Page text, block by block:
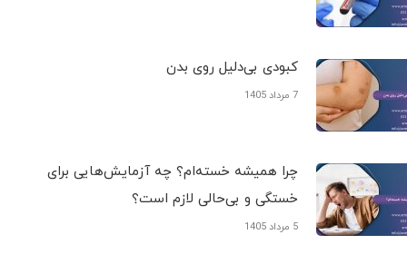
کبودی‌ بی‌دلیل روی بدن
7 مرداد 1405
چرا همیشه خسته‌ام؟ چه آزمایش‌هایی برای
خستگی و بی‌حالی لازم است؟
5 مرداد 1405